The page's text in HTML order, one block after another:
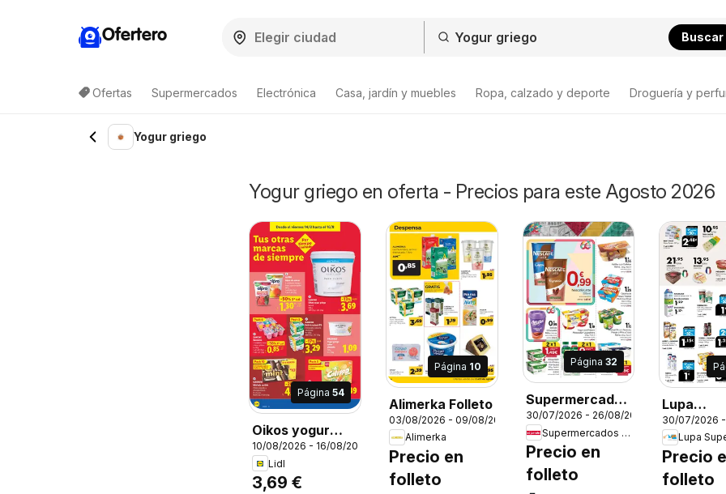
Ofertero Buscar
Ofertas Supermercados Electrónica Casa, jardín y muebles Ropa, calzado y deporte Droguería y
Yogur griego
Yogur griego en oferta - Precios para este Agosto 2026
Página 54
Oikos yogur
griego, Natural.
900 g
10/08/2026 - 16/08/2026
Lidl
3,69 €
Página 10
Alimerka Folleto
03/08/2026 - 09/08/2026
Alimerka
Precio en
folleto
Página32
Supermercados
El Jamón Folleto
30/07/2026 - 26/08/2026
Supermercados El Jamón
Precio en
folleto
Lupa
Folleto
30/07/2026 -
Precio
folleto